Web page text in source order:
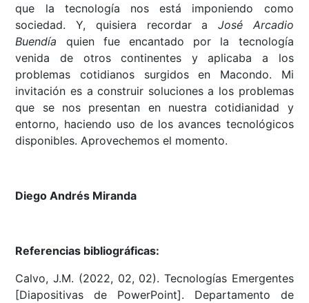
que la tecnología nos está imponiendo como
sociedad. Y, quisiera recordar a José Arcadio
Buendía quien fue encantado por la tecnología
venida de otros continentes y aplicaba a los
problemas cotidianos surgidos en Macondo. Mi
invitación es a construir soluciones a los problemas
que se nos presentan en nuestra cotidianidad y
entorno, haciendo uso de los avances tecnológicos
disponibles. Aprovechemos el momento.
Diego Andrés Miranda
Referencias bibliográficas:
Calvo, J.M. (2022, 02, 02). Tecnologías Emergentes
[Diapositivas de PowerPoint]. Departamento de